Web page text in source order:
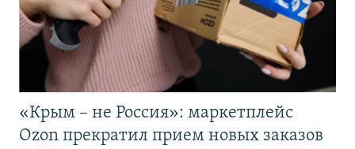
«Крым – не Россия»: маркетплейс
Ozon прекратил прием новых заказов